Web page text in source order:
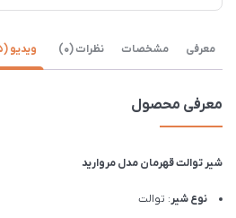
معرفی مشخصات نظرات (0) ویدیو (5)
معرفی محصول
شیر توالت قهرمان مدل مروارید
نوع شیر: توالت